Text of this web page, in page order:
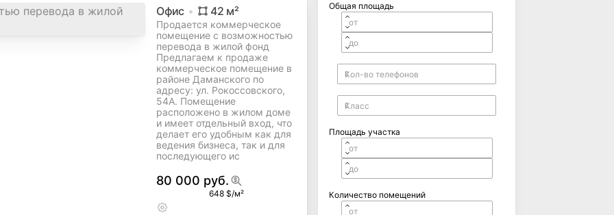
Офис 42 м²
Продается коммерческое
помещение с возможностью
перевода в жилой фонд
Предлагаем к продаже
коммерческое помещение в
районе Даманского по
адресу: ул. Рокоссовского,
54А. Помещение
расположено в жилом доме
и имеет отдельный вход, что
делает его удобным как для
ведения бизнеса, так и для
последующего ис
80 000 руб.
648 $/м²
Общая площадь
Площадь участка
Количество помещений